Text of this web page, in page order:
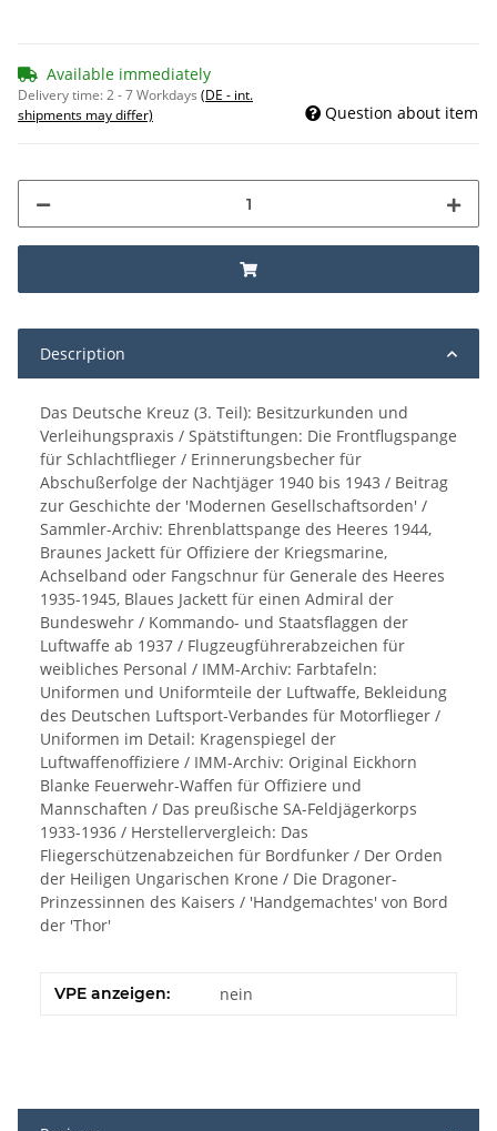
Available immediately
Delivery time:2 - 7 Workdays (DE - int.
shipments may differ)
Question about item
Description
Das Deutsche Kreuz (3. Teil): Besitzurkunden und
Verleihungspraxis / Spätstiftungen: Die Frontflugspange
für Schlachtflieger / Erinnerungsbecher für
Abschußerfolge der Nachtjäger 1940 bis 1943 / Beitrag
zur Geschichte der 'Modernen Gesellschaftsorden' /
Sammler-Archiv: Ehrenblattspange des Heeres 1944,
Braunes Jackett für Offiziere der Kriegsmarine,
Achselband oder Fangschnur für Generale des Heeres
1935-1945, Blaues Jackett für einen Admiral der
Bundeswehr / Kommando- und Staatsflaggen der
Luftwaffe ab 1937 / Flugzeugführerabzeichen für
weibliches Personal / IMM-Archiv: Farbtafeln:
Uniformen und Uniformteile der Luftwaffe, Bekleidung
des Deutschen Luftsport-Verbandes für Motorflieger /
Uniformen im Detail: Kragenspiegel der
Luftwaffenoffiziere / IMM-Archiv: Original Eickhorn
Blanke Feuerwehr-Waffen für Offiziere und
Mannschaften / Das preußische SA-Feldjägerkorps
1933-1936 / Herstellervergleich: Das
Fliegerschützenabzeichen für Bordfunker / Der Orden
der Heiligen Ungarischen Krone / Die Dragoner-
Prinzessinnen des Kaisers / 'Handgemachtes' von Bord
der 'Thor'
VPE anzeigen: nein